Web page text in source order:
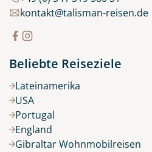
kontakt@talisman-reisen.de
Beliebte Reiseziele
Lateinamerika
USA
Portugal
England
Gibraltar Wohnmobilreisen